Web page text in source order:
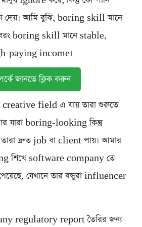
দেয়। আমি বুঝি, boring skill মানে
boring skill মানে stable,
paying income।
জানতে ক্লিক করুন
creative field এ যায় তারা শুরুতে
যারা boring-looking কিন্তু
দ্রুত job বা client পায়। আমার
শিখে software company তে
যেখানে তার বন্ধুরা influencer
regulatory report তৈরির জন্য